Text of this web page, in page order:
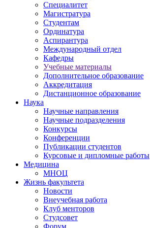
Специалитет
Магистратура
Студентам
Ординатура
Аспирантура
Международный отдел
Кафедры
Учебные материалы
Дополнительное образование
Аккредитация
Дистанционное образование
Наука
Научные направления
Научные подразделения
Конкурсы
Конференции
Публикации студентов
Курсовые и дипломные работы
Медицина
МНОЦ
Жизнь факультета
Новости
Внеучебная работа
Клуб менторов
Студсовет
Форум